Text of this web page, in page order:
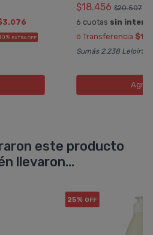
EXTRA OFF
$18.456 $20.507
6 cuotas sin
ó Transferencia
Sumás 2.238 Leloir$
este producto
llevaron...
25% OFF